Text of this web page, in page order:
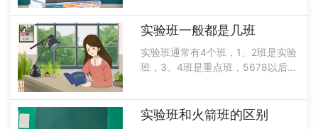
验班基本上都是本年级学习非常好的
地，因此......
实验班一般都是几班
实验班通常有4个班，1、2班是实验
班，3、4班是重点班，5678以后的
的一个代名词，就是将同年级里学习
比较好的学生放在一个班，由年富力
实验班和火箭班的区别